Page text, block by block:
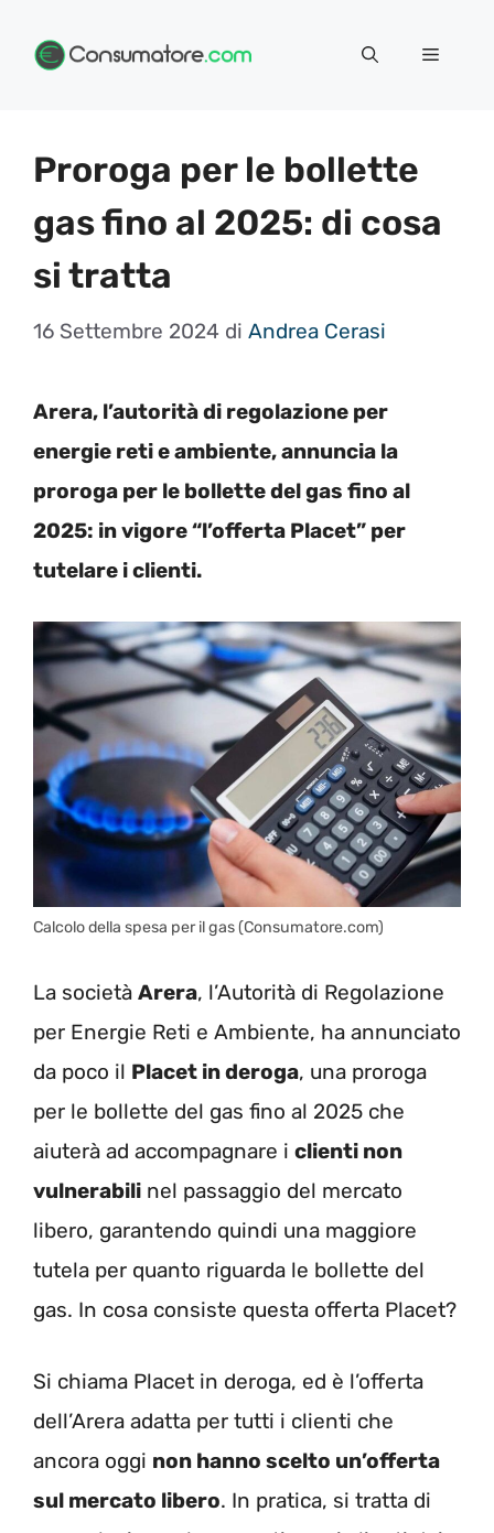
Menu
Proroga per le bollette
gas fino al 2025: di cosa
si tratta
16 Settembre 2024 di Andrea Cerasi
Arera, l’autorità di regolazione per
energie reti e ambiente, annuncia la
proroga per le bollette del gas fino al
2025: in vigore “l’offerta Placet” per
tutelare i clienti.
Calcolo della spesa per il gas (Consumatore.com)
La società Arera, l’Autorità di Regolazione
per Energie Reti e Ambiente, ha annunciato
da poco il Placet in deroga, una proroga
per le bollette del gas fino al 2025 che
aiuterà ad accompagnare i clienti non
vulnerabili nel passaggio del mercato
libero, garantendo quindi una maggiore
tutela per quanto riguarda le bollette del
gas. In cosa consiste questa offerta Placet?
Si chiama Placet in deroga, ed è l’offerta
dell’Arera adatta per tutti i clienti che
ancora oggi non hanno scelto un’offerta
sul mercato libero. In pratica, si tratta di